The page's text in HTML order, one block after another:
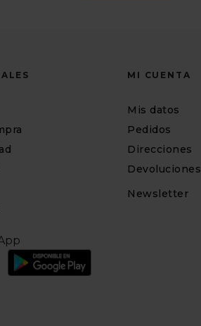
MI CUENTA
Mis datos
Pedidos
Direcciones
Devoluciones
Newsletter